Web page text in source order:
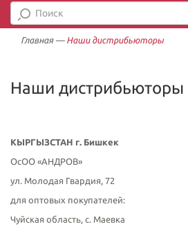
Главная— Наши дистрибьюторы
Наши дистрибьюторы
КЫРГЫЗСТАН г. Бишкек
ОсОО «АНДРОВ»
ул. Молодая Гвардия, 72
для оптовых покупателей:
Чуйская область, с. Маевка